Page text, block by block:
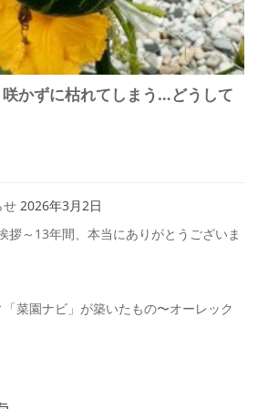
せ 2026年3月2日
拶～13年間、本当にありがとうございま
菜園ナビ」が築いたもの〜オーレック